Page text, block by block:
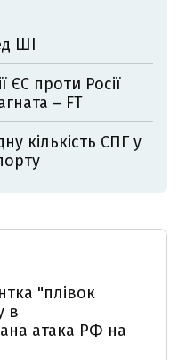
ШІ
ЄС проти Росії
– FT
кількість СПГ у
"плівок
в
атака РФ на